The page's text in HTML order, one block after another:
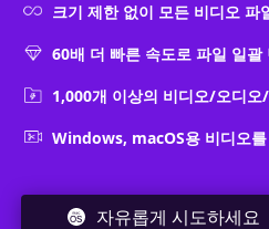
크기 제한 없이 모든 비디오 파
60배 더 빠른 속도로 파일 일괄
1,000개 이상의 비디오/오디오
Windows, macOS용 비디오
자유롭게 시도하세요